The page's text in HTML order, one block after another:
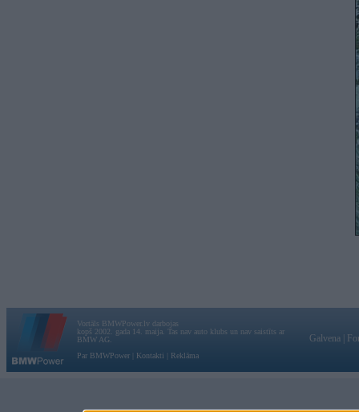
Vortāls BMWPower.lv darbojas
kopš 2002. gada 14. maija. Tas nav auto klubs un nav saistīts ar
BMW AG.
Par BMWPower
Kontakti Reklāma
Galvena